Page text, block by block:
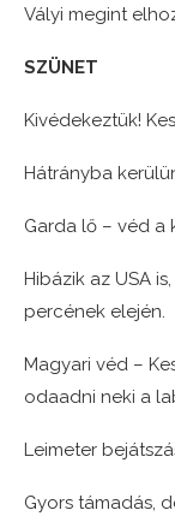
Vályi megint
SZÜNET
Kivédekeztük!
Hátrányba
Garda lő – véd a
Hibázik az USA
percének elején.
Magyari véd –
odaadni neki a
Leimeter
Gyors támadás,